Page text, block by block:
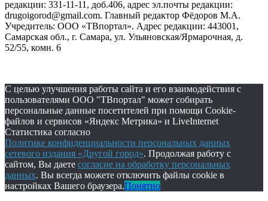
редакции: 331-11-11, доб.406, адрес эл.почты редакции:
drugoigorod@gmail.com. Главный редактор Фёдоров М.А.
Учредитель: ООО «ТВпортал». Адрес редакции: 443001,
Самарская обл., г. Самара, ул. Ульяновская/Ярмарочная, д.
52/55, комн. 6
С целью улучшения работы сайта и его взаимодействия с
пользователями ООО "ТВпортал" может собирать
персональные данные посетителей при помощи Cookie-
файлов и сервисов «Яндекс Метрика» и LiveInternet
Статистика согласно
Политике конфиденциальности персональных данных
сетевого издания «Другой город». Продолжая работу с
сайтом, Вы даете согласие на обработку персональных
данных. Вы всегда можете отключить файлы cookie в
настройках Вашего браузера.Понятно